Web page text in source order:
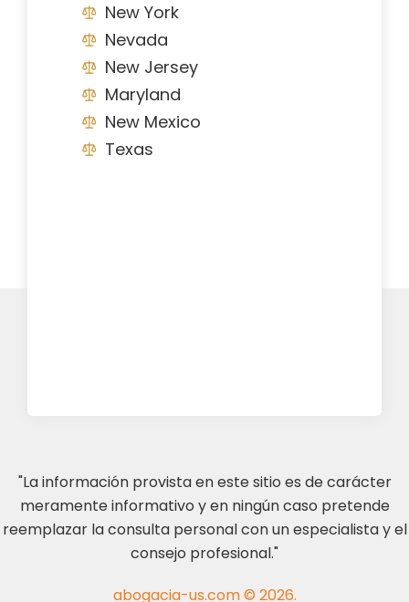
New York
Nevada
New Jersey
Maryland
New Mexico
Texas
"La información provista en este sitio es de carácter
meramente informativo y en ningún caso pretende
reemplazar la consulta personal con un especialista y el
consejo profesional."
abogacia-us.com © 2026.